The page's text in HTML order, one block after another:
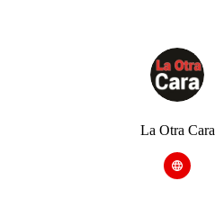
La Otra Cara